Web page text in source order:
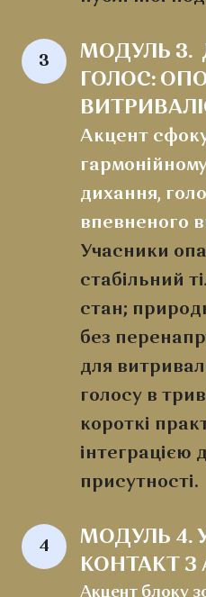
3
МОДУЛЬ 3.
ГОЛОС:
Акцент
дихання,
впевненого
Учасники
стабільний
стан;
без
для
голосу в
короткі
інтеграцією
присутності.
4
МОДУЛЬ 4.
КОНТАКТ
Акцент блоку